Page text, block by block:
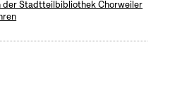
der Stadtteilbibliothek Chorweiler